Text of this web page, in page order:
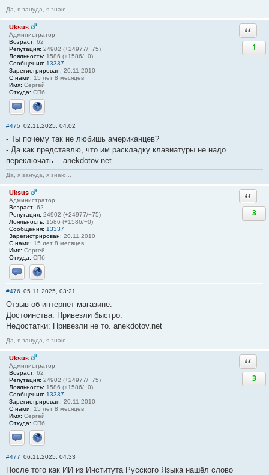
Да, я зануда, я знаю...
Uksus
Администратор
Возраст: 62
Репутация: 24902 (+24977/−75)
Лояльность: 1586 (+1586/−0)
Сообщения: 13337
Зарегистрирован: 20.11.2010
С нами: 15 лет 8 месяцев
Имя: Сергей
Откуда: СПб
Отправить личное сообщение
Сайт
1
#475 02.11.2025, 04:02
- Ты почему так не любишь американцев?
- Да как представлю, что им раскладку клавиатуры не надо
переключать... anekdotov.net
Да, я зануда, я знаю...
Uksus
Администратор
Возраст: 62
Репутация: 24902 (+24977/−75)
Лояльность: 1586 (+1586/−0)
Сообщения: 13337
Зарегистрирован: 20.11.2010
С нами: 15 лет 8 месяцев
Имя: Сергей
Откуда: СПб
Отправить личное сообщение
Сайт
3
#476 05.11.2025, 03:21
Отзыв об интернет-магазине.
Достоинства: Привезли быстро.
Недостатки: Привезли не то. anekdotov.net
Да, я зануда, я знаю...
Uksus
Администратор
Возраст: 62
Репутация: 24902 (+24977/−75)
Лояльность: 1586 (+1586/−0)
Сообщения: 13337
Зарегистрирован: 20.11.2010
С нами: 15 лет 8 месяцев
Имя: Сергей
Откуда: СПб
Отправить личное сообщение
Сайт
3
#477 06.11.2025, 04:33
После того как ИИ из Института Русского Языка нашёл слово